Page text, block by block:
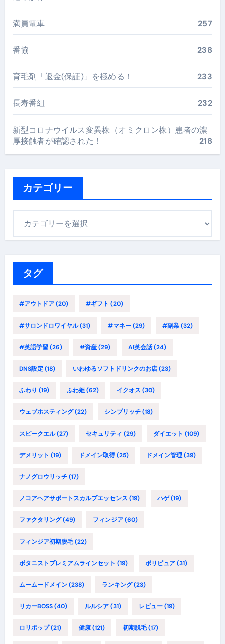
満員電車 257
番協 238
育毛剤「返金(保証)」を極める！ 233
長寿番組 232
新型コロナウイルス変異株（オミクロン株）患者の濃
厚接触者が確認された！
218
カテゴリー
タグ
#アウトドア(20) #ギフト (20)
#サロンドロワイヤル(31) #マネー(29) #副業(32)
#英語学習(26) #資産(29) AI英会話(24)
DNS設定(18) いわゆるソフトドリンクのお店(23)
ふわり (19) ふわ姫(62) イクオス (30)
ウェブホスティング(22) シンプリッチ(18)
スピークエル(27) セキュリティ (29) ダイエット (109)
デメリット (19) ドメイン取得(25) ドメイン管理(39)
ナノグロウリッチ(17)
ノコアヘアサポートスカルプエッセンス (19) ハゲ(19)
ファクタリング(49) フィンジア(60)
フィンジア初期脱毛(22)
ボタニストプレミアムラインセット (19) ポリピュア(31)
ムームードメイン(238) ランキング(23)
リカーBOSS(40) ルルシア(31) レビュー(19)
ロリポップ(21) 健康(121) 初期脱毛(17)